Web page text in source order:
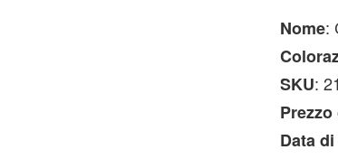
Nome:
SKU:
Data